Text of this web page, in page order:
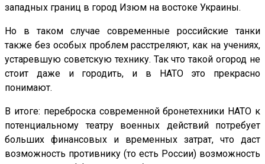
западных границ в город Изюм на востоке Украины.
Но в таком случае современные российские танки
также без особых проблем расстреляют, как на учениях,
устаревшую советскую технику. Так что такой огород не
стоит даже и городить, и в НАТО это прекрасно
понимают.
В итоге: переброска современной бронетехники НАТО к
потенциальному театру военных действий потребует
больших финансовых и временных затрат, что даст
возможность противнику (то есть России) возможность